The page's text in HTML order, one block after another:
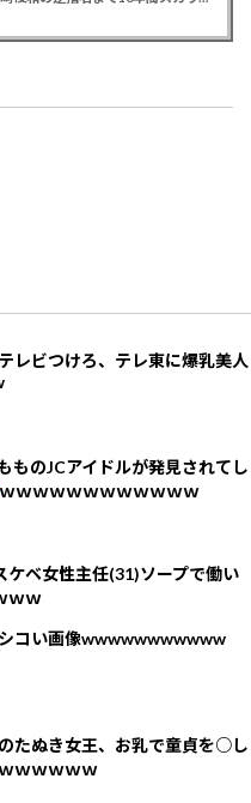
レビつけろ、テレ東に爆乳美人
ものJCアイドルが発見されてし
ｗｗｗｗｗｗｗｗｗｗｗｗ
ベ女性主任(31)ソープで働い
ｗｗ
シコい画像wwwwwwwwwww
たぬき女王、お乳で童貞を○し
ｗｗｗｗｗ